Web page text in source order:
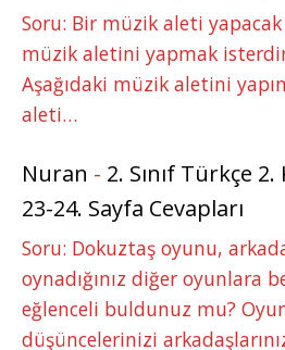
Soru: Bir müzik aleti yapacak
müzik aletini yapmak
Aşağıdaki müzik aletini
aleti…
Nuran - 2. Sınıf Türkçe
23-24. Sayfa Cevapları
Soru: Dokuztaş oyunu,
oynadığınız diğer oyunlara
eğlenceli buldunuz mu?
düşüncelerinizi